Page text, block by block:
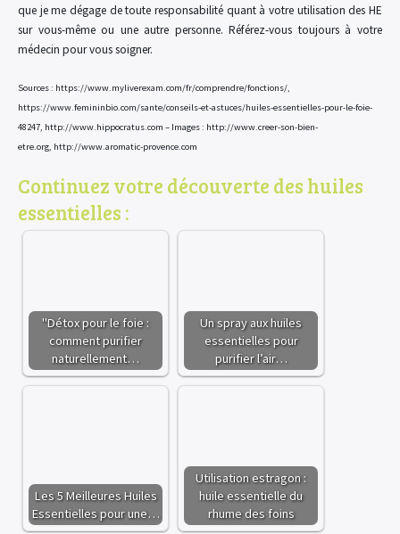
que je me dégage de toute responsabilité quant à votre utilisation des HE
sur vous-même ou une autre personne. Référez-vous toujours à votre
médecin pour vous soigner.
Sources : https://www.myliverexam.com/fr/comprendre/fonctions/,
https://www.femininbio.com/sante/conseils-et-astuces/huiles-essentielles-pour-le-foie-
48247, http://www.hippocratus.com – Images : http://www.creer-son-bien-
etre.org, http://www.aromatic-provence.com
Continuez votre découverte des huiles
essentielles :
"Détox pour le foie :
comment purifier
naturellement…
Un spray aux huiles
essentielles pour
purifier l’air…
Les 5 Meilleures Huiles
Essentielles pour une…
Utilisation estragon :
huile essentielle du
rhume des foins